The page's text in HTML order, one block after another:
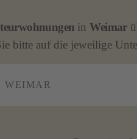
inWeimar
bitte auf die jeweilige